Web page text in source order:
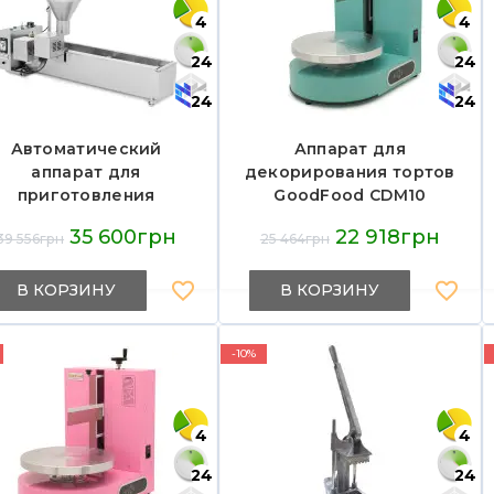
4
24
24
Автоматический
аппарат для
приготовления
ADF101H
556грн 35 600грн
В КОРЗИНУ
4
24
24
Аппарат для
декорирования тортов
GoodFood CDM10
профессиональное
оборудование для
аккуратного и
тортов
25 464грн 22 918грн
В КОРЗИНУ
4
24
-10%
4
24